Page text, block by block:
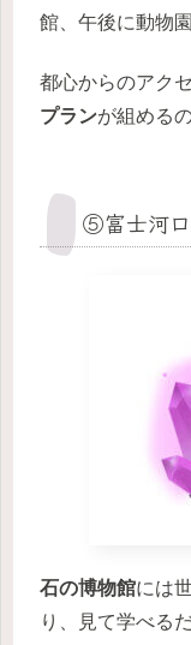
館、午後に動物
都心からのアク
プランが組める
⑤富士河口
石の博物館には
り、見て学べる